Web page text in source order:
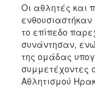
Οι αθλητές και
το επίπεδο
συνάντησαν,
της ομάδας
συμμετέχοντες
Αθλητισμού